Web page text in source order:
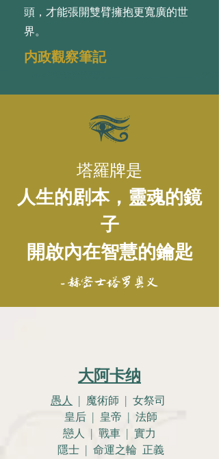
頭，才能張開雙臂擁抱更寬廣的世
界。
内政觀察筆記
塔羅牌是
人生的剧本，靈魂的鏡
子
開啟內在智慧的鑰匙
- 赫密士塔罗奥义
大阿卡纳
愚人 | 魔術師 | 女祭司
皇后 | 皇帝 | 法師
戀人 | 戰車 | 實力
隱士 | 命運之輪 正義